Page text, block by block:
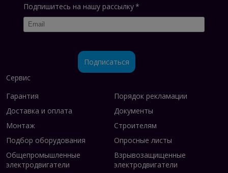
Подпишитесь на нашу рассылку*
Подписаться
Сервис
Гарантия
Порядок рекламации
Доставка и оплата
Документы
Монтаж
Строителям
Подбор оборудования
Опросные листы
Общепромышленные
электродвигатели
Взрывозащищенные
электродвигатели